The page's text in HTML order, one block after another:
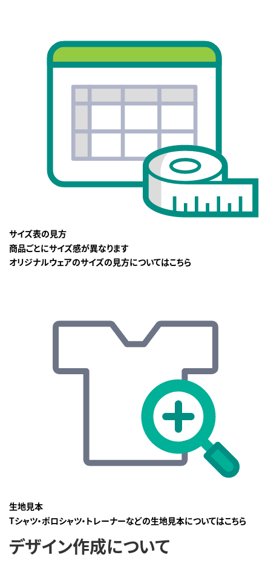
サイズ表の見方
商品ごとにサイズ感が異なります
オリジナルウェアのサイズの見方についてはこちら
生地見本
Tシャツ・ポロシャツ・トレーナーなどの生地見本についてはこちら
デザイン作成について